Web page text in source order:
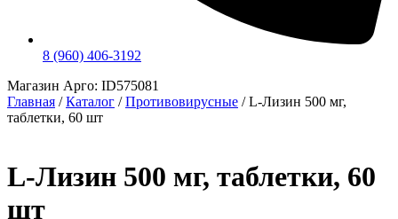
8 (960) 406-3192
Магазин Арго: ID575081
Главная / Каталог / Противовирусные / L-Лизин 500 мг,
таблетки, 60 шт
L-Лизин 500 мг, таблетки, 60
шт